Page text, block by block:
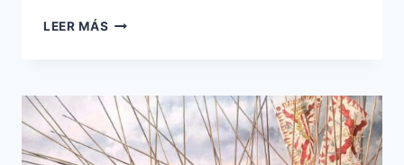
LEER MÁS LA
DE
CONCENTRACIÓN
FRANQUISTAS:
HISTORIA,